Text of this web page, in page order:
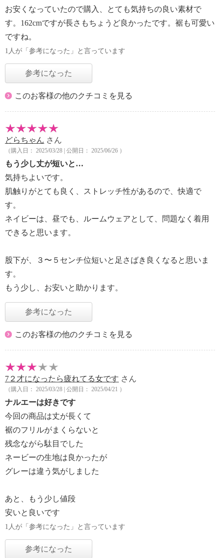
お安くなっていたので購入、とても気持ちの良い素材で
す。162cmですが長さもちょうど良かったです。裾も可愛い
ですね。
1人が「参考になった」と言っています
参考になった
このお客様の他のクチコミを見る
どらちゃん さん
（購入日： 2025/03/28 | 公開日： 2025/06/26 ）
もう少し丈が短いと…
気持ちよいです。
肌触りがとても良く、ストレッチ性があるので、快適で
す。
ネイビーは、昼でも、ルームウェアとして、問題なく着用
できると思います。
股下が、３〜５センチ位短いと足さばき良くなると思いま
す。
もう少し、お安いと助かります。
参考になった
このお客様の他のクチコミを見る
7２才になったら疲れてる女です さん
（購入日： 2025/03/28 | 公開日： 2025/04/21 ）
ナルエーは好きです
今回の商品は丈が長くて
裾のフリルがまくらないと
残念ながら駄目でした
ネービーの生地は良かったが
グレーは違う気がしました
あと、もう少し値段
安いと良いです
1人が「参考になった」と言っています
参考になった